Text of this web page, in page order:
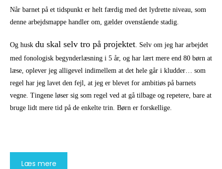
Når barnet på et tidspunkt er helt færdig med det lydrette niveau, som
denne arbejdsmappe handler om, gælder ovenstående stadig.
Og husk du skal selv tro på projektet . Selv om jeg har arbejdet
med fonologisk begynderlæsning i 5 år, og har lært mere end 80 børn at
læse, oplever jeg alligevel indimellem at det hele går i kludder… som
regel har jeg lavet den fejl, at jeg er blevet for ambitiøs på barnets
vegne. Tingene løser sig som regel ved at gå tilbage og repetere, bare at
bruge lidt mere tid på de enkelte trin. Børn er forskellige.
Læs mere